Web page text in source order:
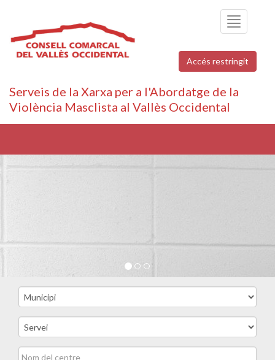
Toggle
navigation
Accés restringit
Serveis de la Xarxa per a l'Abordatge de la
Violència Masclista al Vallès Occidental